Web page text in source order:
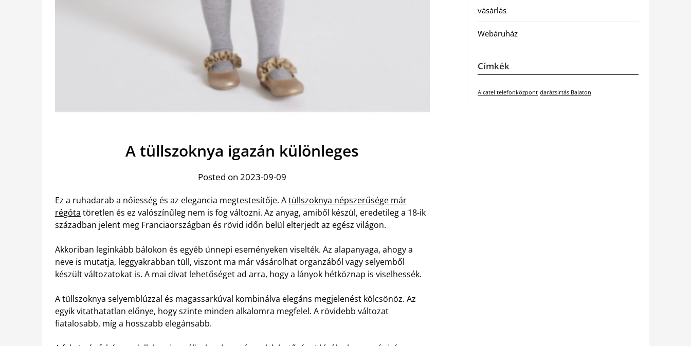
A tüllszoknya igazán különleges
Posted on 2023-09-09
Ez a ruhadarab a nőiesség és az elegancia megtestesítője. Atüllszoknya népszerűsége már
régóta töretlen és ez valószínűleg nem is fog változni. Az anyag, amiből készül, eredetileg a 18-ik
században jelent meg Franciaországban és rövid időn belül elterjedt az egész világon.
Akkoriban leginkább bálokon és egyéb ünnepi eseményeken viselték. Az alapanyaga, ahogy a
neve is mutatja, leggyakrabban tüll, viszont ma már vásárolhat organzából vagy selyemből
készült változatokat is. A mai divat lehetőséget ad arra, hogy a lányok hétköznap is viselhessék.
A tüllszoknya selyemblúzzal és magassarkúval kombinálva elegáns megjelenést kölcsönöz. Az
egyik vitathatatlan előnye, hogy szinte minden alkalomra megfelel. A rövidebb változat
fiatalosabb, míg a hosszabb elegánsabb.
vásárlás
Webáruház
Címkék
Alcatel telefonközpont darázsirtás Balaton